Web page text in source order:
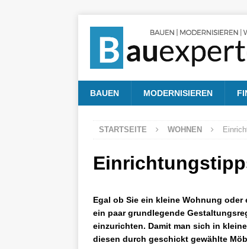
BAUEN MODERNISIEREN
STARTSEITE WOHNEN
Egal ob Sie ein kleine Wohnung
ein paar grundlegende
einzurichten. Damit man sich in
diesen durch geschickt gewählte